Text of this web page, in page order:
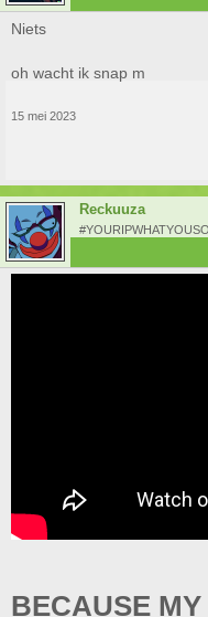
Niets
oh wacht ik snap m
15 mei 2023
Reckuuza
BECAUSE